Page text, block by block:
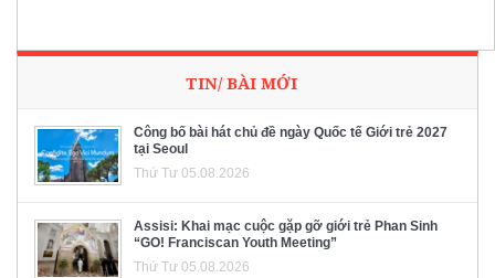
TIN/ BÀI MỚI
Công bố bài hát chủ đề ngày Quốc tế Giới trẻ 2027
tại Seoul
Thứ Tư 05.08.2026
Assisi: Khai mạc cuộc gặp gỡ giới trẻ Phan Sinh
“GO! Franciscan Youth Meeting”
Thứ Tư 05.08.2026